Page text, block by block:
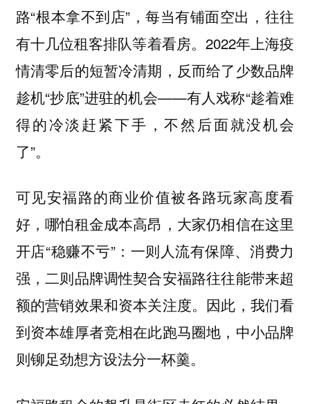
路“根本拿不到店”，每当有铺面空出，往往
有十几位租客排队等着看房。2022年上海疫
情清零后的短暂冷清期，反而给了少数品牌
趁机“抄底”进驻的机会——有人戏称“趁着难
得的冷淡赶紧下手，不然后面就没机会
了”。
可见安福路的商业价值被各路玩家高度看
好，哪怕租金成本高昂，大家仍相信在这里
开店“稳赚不亏”：一则人流有保障、消费力
强，二则品牌调性契合安福路往往能带来超
额的营销效果和资本关注度。因此，我们看
到资本雄厚者竞相在此跑马圈地，中小品牌
则铆足劲想方设法分一杯羹。